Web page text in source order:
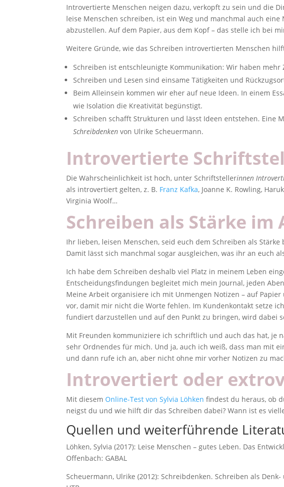
Introvertierte Menschen neigen dazu, verkopft zu sein und die
leise Menschen schreiben, ist ein Weg und manchmal auch
abzustellen. Auf dem Papier, aus dem Kopf – das stelle ich bei
Weitere Gründe, wie das Schreiben introvertierten Menschen
Schreiben ist entschleunigte Kommunikation: Wir haben
Schreiben und Lesen sind einsame Tätigkeiten und
Beim Alleinsein kommen wir eher auf neue Ideen. In einem
wie Isolation die Kreativität begünstigt.
Schreiben schafft Strukturen und lässt Ideen entstehen. Eine
Schreibdenkenvon Ulrike Scheuermann.
Introvertierte
Die Wahrscheinlichkeit ist hoch, unter Schriftstellerinnen
als introvertiert gelten, z. B. Franz Kafka, Joanne K. Rowling,
Virginia Woolf…
Schreiben als Stärke im
Ihr lieben, leisen Menschen, seid euch dem Schreiben als
Damit lässt sich manchmal sogar ausgleichen, was ihr an euch
Ich habe dem Schreiben deshalb viel Platz in meinem Leben
Entscheidungsfindungen begleitet mich mein Journal, jeden
Meine Arbeit organisiere ich mit Unmengen Notizen – auf
vor, damit mir nicht die Worte fehlen. Im Kundenkontakt setze
fundiert darzustellen und auf den Punkt zu bringen, wird dabei
Mit Freunden kommuniziere ich schriftlich und auch das hat, je
sehr Ordnendes für mich. Und ja, auch ich weiß, dass man mit
und dann rufe ich an, aber nicht ohne mir vorher Notizen zu
Introvertiert oder
Mit diesem Online-Test von Sylvia Löhken findest du heraus, ob
neigst du und wie hilft dir das Schreiben dabei? Wann ist es
Quellen und weiterführende
Löhken, Sylvia (2017): Leise Menschen – gutes Leben. Das
Offenbach: GABAL
Scheuermann, Ulrike (2012): Schreibdenken. Schreiben als